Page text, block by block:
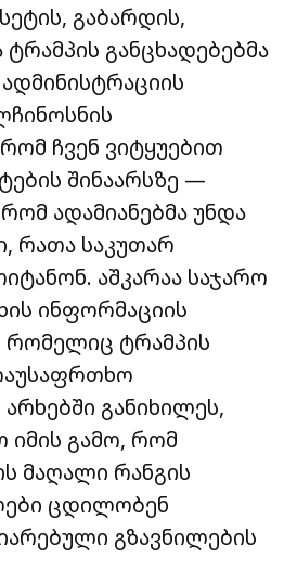
გაბარდის,
განცხადებებმა
ჩვენ ვიტყუებით
შინაარსზე —
ადამიანებმა უნდა
რათა საკუთარ
აშკარაა საჯარო
ინფორმაციის
რომელიც ტრამპის
განიხილეს,
იმის გამო, რომ
მაღალი რანგის
ცდილობენ
გზავნილების